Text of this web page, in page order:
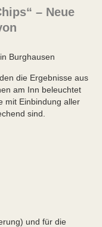
– Neue
Burghausen
die Ergebnisse aus
am Inn beleuchtet
mit Einbindung aller
sind.
und für die